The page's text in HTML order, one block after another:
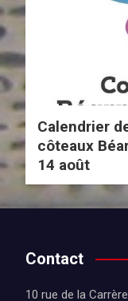
Calendrier
côteaux
14 août
Contact
10 rue de la